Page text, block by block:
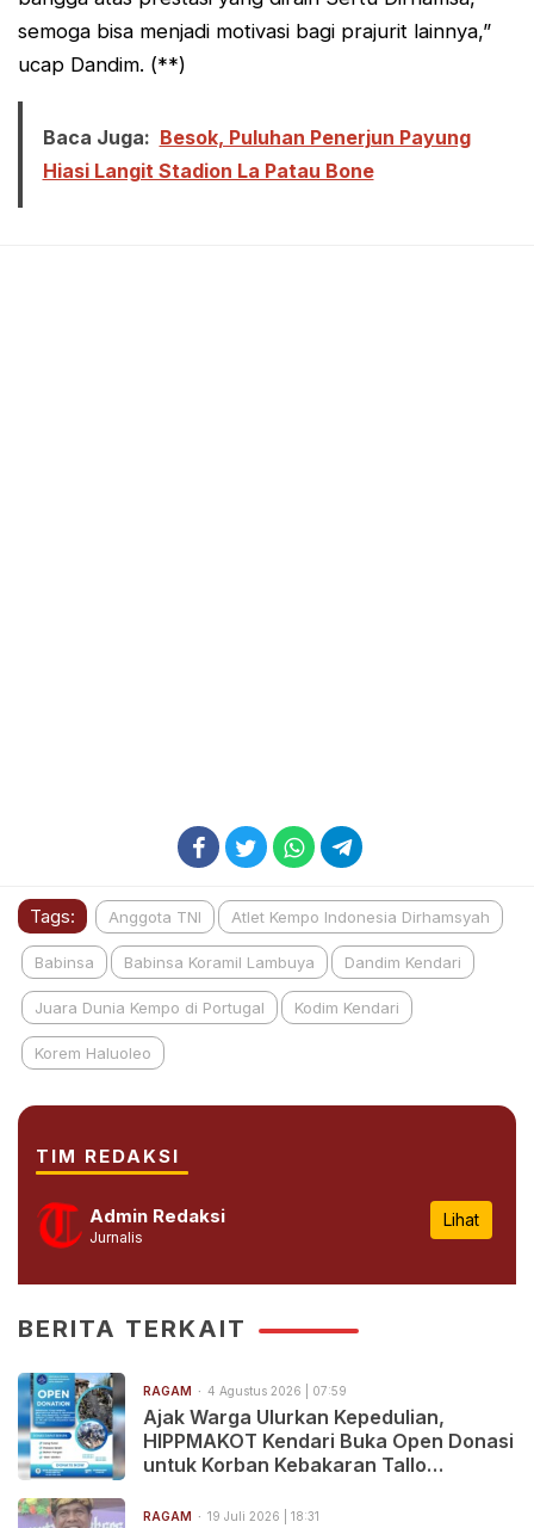
semoga bisa menjadi motivasi bagi prajurit lainnya,”
ucap Dandim. (**)
Baca Juga: Besok, Puluhan Penerjun Payung
Hiasi Langit Stadion La Patau Bone
Tags: Anggota TNI Atlet Kempo Indonesia Dirhamsyah
Babinsa Babinsa Koramil Lambuya Dandim Kendari
Juara Dunia Kempo di Portugal Kodim Kendari
Korem Haluoleo
TIM REDAKSI
Admin Redaksi
Jurnalis
Lihat
BERITA TERKAIT
RAGAM 4 Agustus 2026 | 07:59
Ajak Warga Ulurkan Kepedulian,
HIPPMAKOT Kendari Buka Open Donasi
untuk Korban Kebakaran Tallo
RAGAM 19 Juli 2026 | 18:31